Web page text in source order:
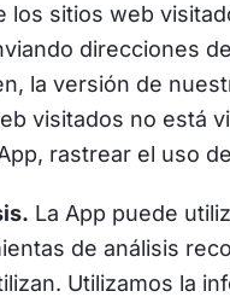
los sitios web
direcciones
la versión de
visitados no está
rastrear el uso
La App puede
de análisis
Utilizamos la